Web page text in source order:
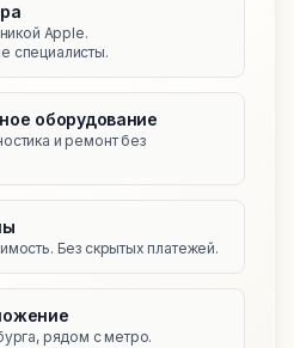
Apple.
специалисты.
оборудование
и ремонт без
Без скрытых платежей.
рядом с метро.